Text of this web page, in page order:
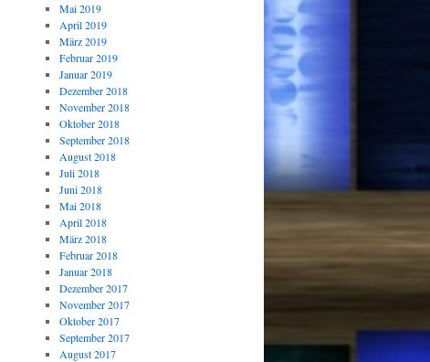
Mai 2019
April 2019
März 2019
Februar 2019
Januar 2019
Dezember 2018
November 2018
Oktober 2018
September 2018
August 2018
Juli 2018
Juni 2018
Mai 2018
April 2018
März 2018
Februar 2018
Januar 2018
Dezember 2017
November 2017
Oktober 2017
September 2017
August 2017